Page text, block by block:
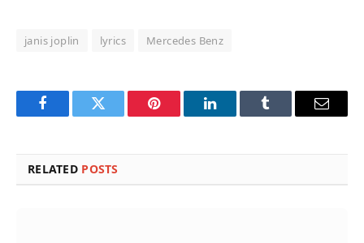
janis joplin lyrics Mercedes Benz
FacebookTwitter Pinterest LinkedInTumblr Email
RELATED POSTS